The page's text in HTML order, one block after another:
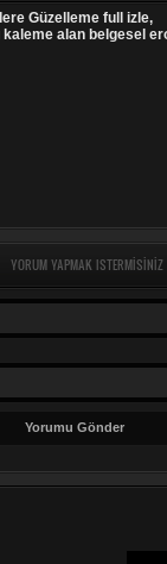
Güzelleme full izle,
kaleme alan belgesel
YORUM YAPMAK